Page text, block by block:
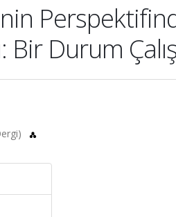
Bir Durum